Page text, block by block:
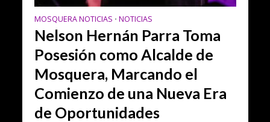
MOSQUERA NOTICIAS • NOTICIAS
Nelson Hernán Parra Toma
Posesión como Alcalde de
Mosquera, Marcando el
Comienzo de una Nueva Era
de Oportunidades